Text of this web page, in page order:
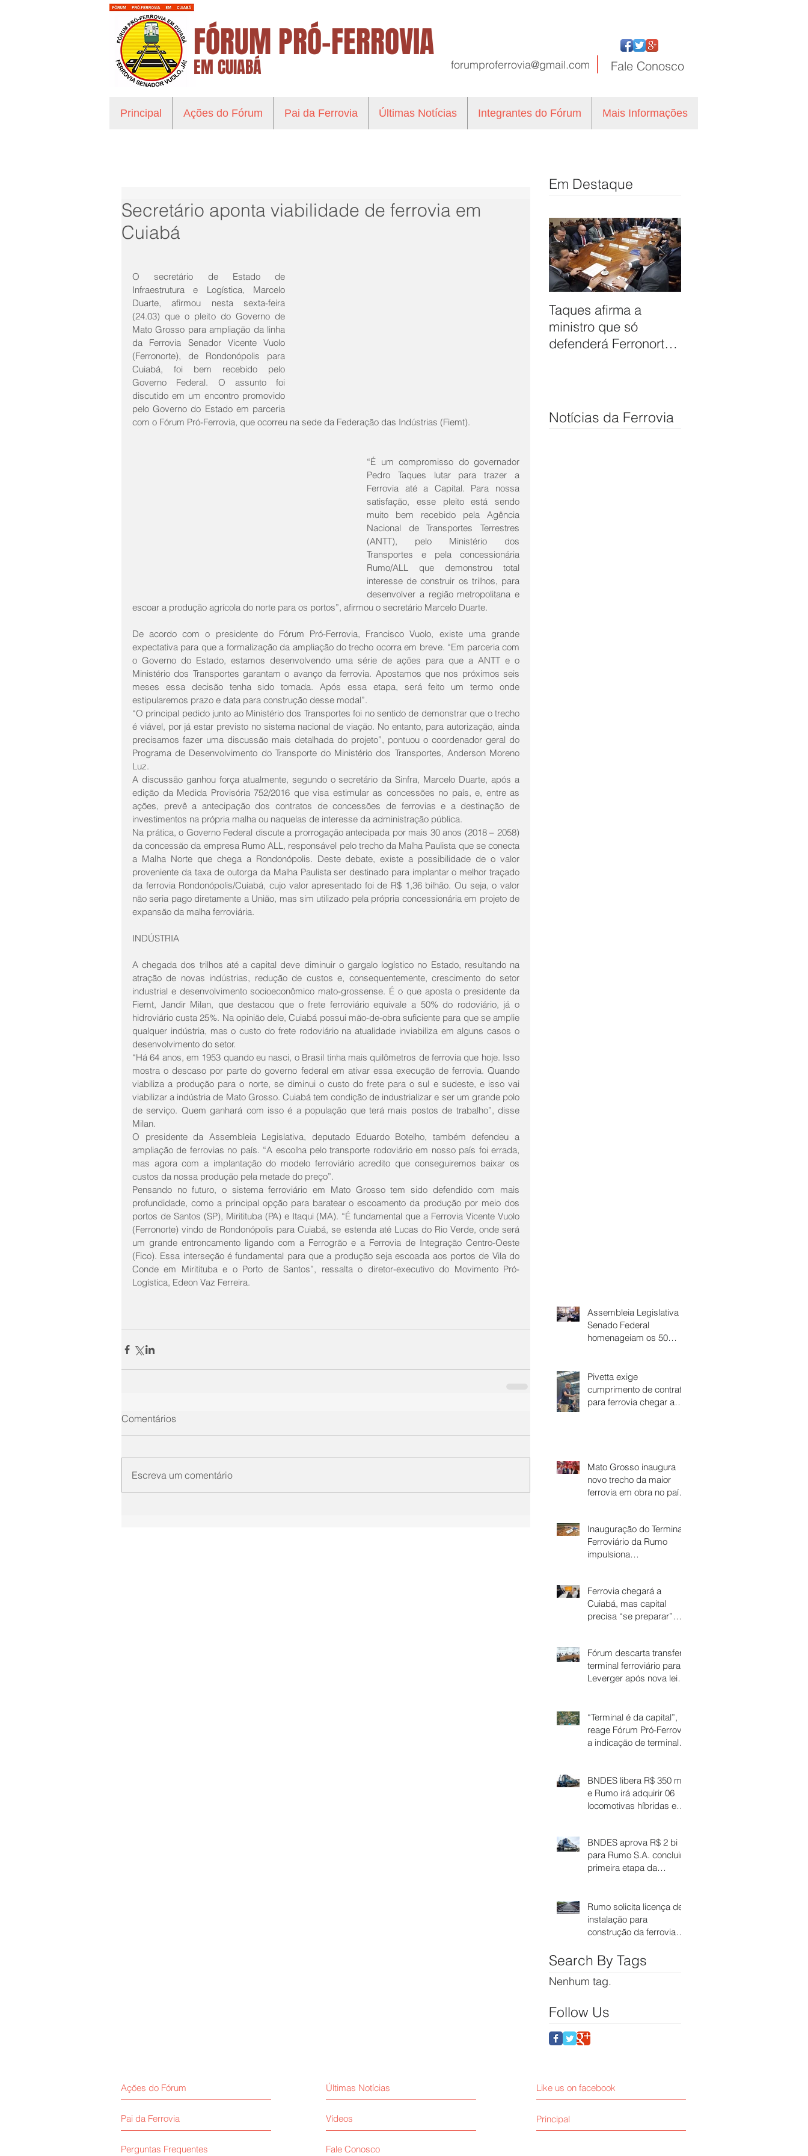
FÓRUM PRÓ-FERROVIA
EM CUIABÁ forumproferrovia@gmail.com Fale Conosco
Principal Ações do Fórum Pai da Ferrovia Últimas Notícias Integrantes do Fórum Mais Informações
Secretário aponta viabilidade de ferrovia em
Cuiabá
O secretário de Estado de
Infraestrutura e Logística, Marcelo
Duarte, afirmou nesta sexta-feira
(24.03) que o pleito do Governo de
Mato Grosso para ampliação da linha
da Ferrovia Senador Vicente Vuolo
(Ferronorte), de Rondonópolis para
Cuiabá, foi bem recebido pelo
Governo Federal. O assunto foi
discutido em um encontro promovido
pelo Governo do Estado em parceria
com o Fórum Pró-Ferrovia, que ocorreu na sede da Federação das Indústrias (Fiemt).
“É um compromisso do governador
Pedro Taques lutar para trazer a
Ferrovia até a Capital. Para nossa
satisfação, esse pleito está sendo
muito bem recebido pela Agência
Nacional de Transportes Terrestres
(ANTT), pelo Ministério dos
Transportes e pela concessionária
Rumo/ALL que demonstrou total
interesse de construir os trilhos, para
desenvolver a região metropolitana e
escoar a produção agrícola do norte para os portos”, afirmou o secretário Marcelo Duarte.
De acordo com o presidente do Fórum Pró-Ferrovia, Francisco Vuolo, existe uma grande
expectativa para que a formalização da ampliação do trecho ocorra em breve. “Em parceria com
o Governo do Estado, estamos desenvolvendo uma série de ações para que a ANTT e o
Ministério dos Transportes garantam o avanço da ferrovia. Apostamos que nos próximos seis
meses essa decisão tenha sido tomada. Após essa etapa, será feito um termo onde
estipularemos prazo e data para construção desse modal”.
“O principal pedido junto ao Ministério dos Transportes foi no sentido de demonstrar que o trecho
é viável, por já estar previsto no sistema nacional de viação. No entanto, para autorização, ainda
precisamos fazer uma discussão mais detalhada do projeto”, pontuou o coordenador geral do
Programa de Desenvolvimento do Transporte do Ministério dos Transportes, Anderson Moreno
Luz.
A discussão ganhou força atualmente, segundo o secretário da Sinfra, Marcelo Duarte, após a
edição da Medida Provisória 752/2016 que visa estimular as concessões no país, e, entre as
ações, prevê a antecipação dos contratos de concessões de ferrovias e a destinação de
investimentos na própria malha ou naquelas de interesse da administração pública.
Na prática, o Governo Federal discute a prorrogação antecipada por mais 30 anos (2018 – 2058)
da concessão da empresa Rumo ALL, responsável pelo trecho da Malha Paulista que se conecta
a Malha Norte que chega a Rondonópolis. Deste debate, existe a possibilidade de o valor
proveniente da taxa de outorga da Malha Paulista ser destinado para implantar o melhor traçado
da ferrovia Rondonópolis/Cuiabá, cujo valor apresentado foi de R$ 1,36 bilhão. Ou seja, o valor
não seria pago diretamente a União, mas sim utilizado pela própria concessionária em projeto de
expansão da malha ferroviária.
INDÚSTRIA
A chegada dos trilhos até a capital deve diminuir o gargalo logístico no Estado, resultando na
atração de novas indústrias, redução de custos e, consequentemente, crescimento do setor
industrial e desenvolvimento socioeconômico mato-grossense. É o que aposta o presidente da
Fiemt, Jandir Milan, que destacou que o frete ferroviário equivale a 50% do rodoviário, já o
hidroviário custa 25%. Na opinião dele, Cuiabá possui mão-de-obra suficiente para que se amplie
qualquer indústria, mas o custo do frete rodoviário na atualidade inviabiliza em alguns casos o
desenvolvimento do setor.
“Há 64 anos, em 1953 quando eu nasci, o Brasil tinha mais quilômetros de ferrovia que hoje. Isso
mostra o descaso por parte do governo federal em ativar essa execução de ferrovia. Quando
viabiliza a produção para o norte, se diminui o custo do frete para o sul e sudeste, e isso vai
viabilizar a indústria de Mato Grosso. Cuiabá tem condição de industrializar e ser um grande polo
de serviço. Quem ganhará com isso é a população que terá mais postos de trabalho”, disse
Milan.
O presidente da Assembleia Legislativa, deputado Eduardo Botelho, também defendeu a
ampliação de ferrovias no país. “A escolha pelo transporte rodoviário em nosso país foi errada,
mas agora com a implantação do modelo ferroviário acredito que conseguiremos baixar os
custos da nossa produção pela metade do preço”.
Pensando no futuro, o sistema ferroviário em Mato Grosso tem sido defendido com mais
profundidade, como a principal opção para baratear o escoamento da produção por meio dos
portos de Santos (SP), Miritituba (PA) e Itaqui (MA). “É fundamental que a Ferrovia Vicente Vuolo
(Ferronorte) vindo de Rondonópolis para Cuiabá, se estenda até Lucas do Rio Verde, onde será
um grande entroncamento ligando com a Ferrogrão e a Ferrovia de Integração Centro-Oeste
(Fico). Essa interseção é fundamental para que a produção seja escoada aos portos de Vila do
Conde em Miritituba e o Porto de Santos”, ressalta o diretor-executivo do Movimento Pró-
Logística, Edeon Vaz Ferreira.
Comentários
Escreva um comentário
Em Destaque
Taques afirma a
ministro que só
defenderá Ferronorte
Notícias da Ferrovia
Assembleia Legislativa e
Senado Federal
homenageiam os 50
para a ferrovia em Mato
Grosso
Pivetta exige
cumprimento de contrato
para ferrovia chegar a
Mato Grosso inaugura
novo trecho da maior
ferrovia em obra no país
Inauguração do Terminal
Ferroviário da Rumo
impulsiona
Dom Aquino
Ferrovia chegará a
Cuiabá, mas capital
precisa “se preparar”
Fórum descarta transferir
terminal ferroviário para
Leverger após nova lei
“Terminal é da capital”,
reage Fórum Pró-Ferrovia
a indicação de terminal
BNDES libera R$ 350 mi,
e Rumo irá adquirir 06
locomotivas híbridas e
BNDES aprova R$ 2 bi
para Rumo S.A. concluir
primeira etapa da
Rumo solicita licença de
instalação para
construção da ferrovia
Search By Tags
Nenhum tag.
Follow Us
Pai da Ferrovia Vídeos
Ações do Fórum
Perguntas Frequentes Fale Conosco
Últimas Notícias Like us on facebook
Principal